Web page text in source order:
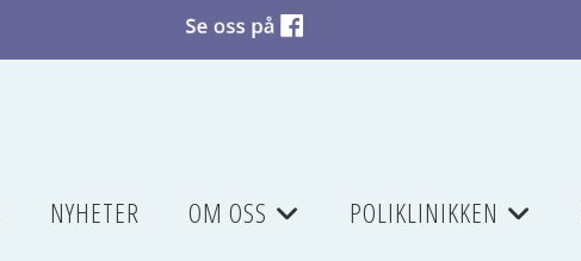
NYHETER OM OSS POLIKLINIKKEN